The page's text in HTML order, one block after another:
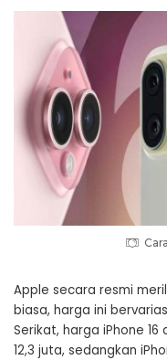
Apple secara resmi
biasa, harga ini
Serikat, harga iPhone 16
12,3 juta, sedangkan